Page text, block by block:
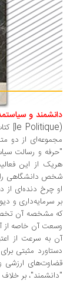
و سیاستمدار.
[
le] کتاب
و رسالت سیاستمدار"(3)
از این فعالیت‌ها
دانشگاهی را در
چرخ دنده‌ای از
سرمایه‌داری و
مشخصه آن تخصصی
آن خاصه از آن جهت
به سرعت از اعتبار
مثبتی برای
ارزشی و
بر خلاف